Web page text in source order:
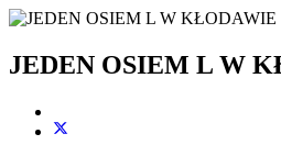
JEDEN OSIEM L W